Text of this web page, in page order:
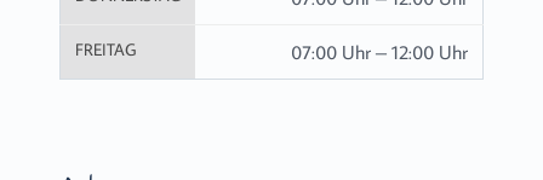
FREITAG 07:00 Uhr – 12:00 Uhr